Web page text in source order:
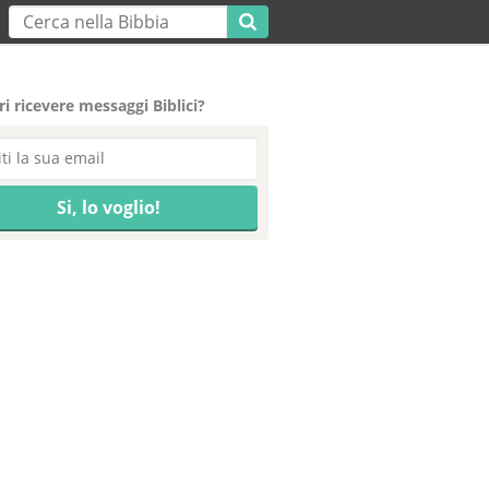
ricevere messaggi Biblici?